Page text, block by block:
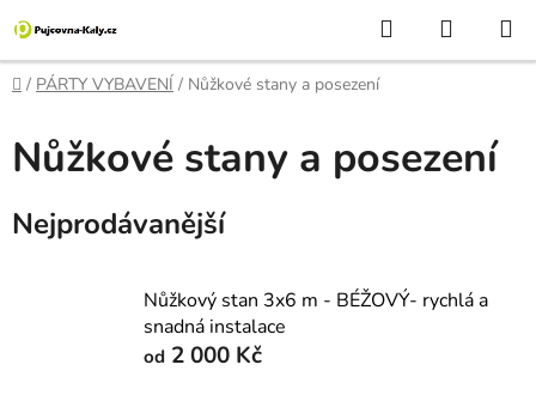
na
obsah
Hledat
KOŠÍK
Domů
/ PÁRTY VYBAVENÍ / Nůžkové stany a posezení
Nůžkové stany a posezení
Nejprodávanější
Nůžkový stan 3x6 m - BÉŽOVÝ- rychlá a
snadná instalace
od 2 000 Kč